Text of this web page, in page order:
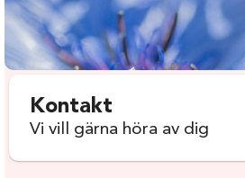
Kontakt
Vi vill gärna höra av dig